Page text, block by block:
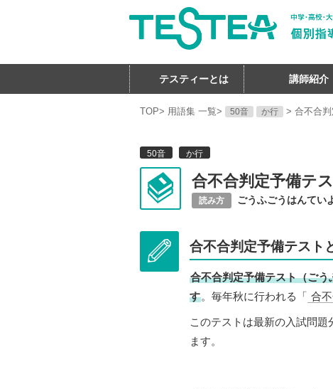
テスティーとは 講師紹介
TOP> 用語集 一覧> 50音 か行 > 合不合
50音 か行
合不合判定予備テ
読み方 ごうふごうはんてい
合不合判定予備テスト
合不合判定予備テスト（ご
す。毎年秋に行われる「 合
このテストは最新の入試問
ます。